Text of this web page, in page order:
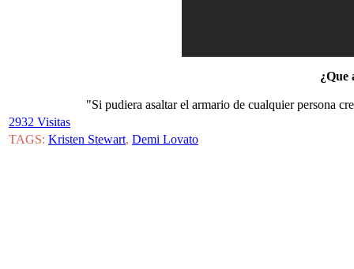
¿Que
"Si pudiera asaltar el armario de cualquier persona
2932 Visitas
TAGS: Kristen Stewart, Demi Lovato